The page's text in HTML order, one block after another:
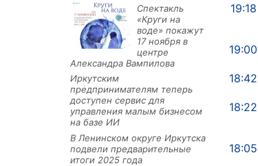
Спектакль
«Круги на
воде» покажут
17 ноября в
центре
Александра Вампилова
Иркутским
предпринимателям теперь
доступен сервис для
управления малым бизнесом
на базе ИИ
В Ленинском округе Иркутска
подвели предварительные
итоги 2025 года
19:18
19:00
18:42
18:22
18:05